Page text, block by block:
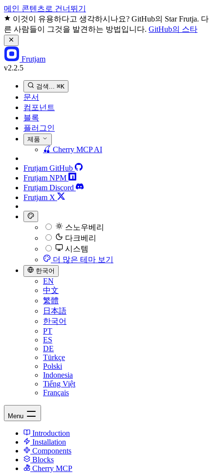
메인 콘텐츠로 건너뛰기
이것이 유용하다고 생각하시나요? GitHub의 Star Frutja. 다
른 사람들이 그것을 발견하는 방법입니다. GitHub의 스타
Frutjam
v2.2.5
검색... ⌘K
문서
컴포넌트
블록
플러그인
제품
🍒 Cherry MCPAI
Frutjam GitHub
Frutjam NPM
Frutjam Discord
Frutjam X
스노우베리
다크베리
시스템
더 많은 테마 보기
한국어
EN
中文
繁體
日本語
한국어
PT
ES
DE
Türkçe
Polski
Indonesia
Tiếng Việt
Français
Menu
Introduction
Installation
Components
Blocks
Cherry MCP